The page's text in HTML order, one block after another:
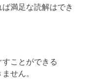
満足な読解はでき
ことができる
せん。